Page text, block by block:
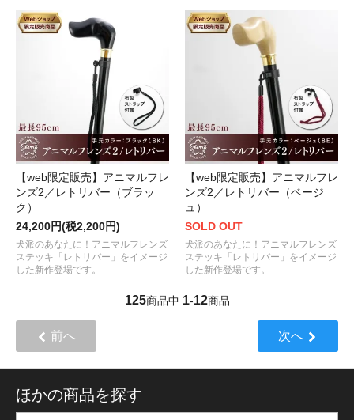
【web限定販売】アニマルフレ
ンズ2／レトリバー（ブラッ
ク）
24,200円(税2,200円)
犬派のあなたに！アニマルフレンズ
ステッキ「レトリバー」をイメージ
した新作登場です。
【web限定販売】アニマルフレ
ンズ2／レトリバー（ベージ
ュ）
SOLD OUT
犬派のあなたに！アニマルフレンズ
ステッキ「レトリバー」をイメージ
した新作登場です。
125商品中 1-12商品
前へ 次へ
ほかの商品を探す